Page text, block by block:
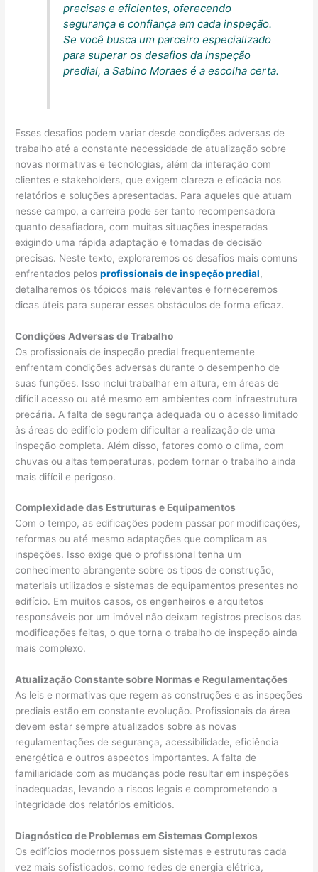
precisas e eficientes, oferecendo
segurança e confiança em cada inspeção.
Se você busca um parceiro especializado
para superar os desafios da inspeção
predial, a Sabino Moraes é a escolha certa.
Esses desafios podem variar desde condições adversas de
trabalho até a constante necessidade de atualização sobre
novas normativas e tecnologias, além da interação com
clientes e stakeholders, que exigem clareza e eficácia nos
relatórios e soluções apresentadas. Para aqueles que atuam
nesse campo, a carreira pode ser tanto recompensadora
quanto desafiadora, com muitas situações inesperadas
exigindo uma rápida adaptação e tomadas de decisão
precisas. Neste texto, exploraremos os desafios mais comuns
enfrentados pelosprofissionais de inspeção predial,
detalharemos os tópicos mais relevantes e forneceremos
dicas úteis para superar esses obstáculos de forma eficaz.
Condições Adversas de Trabalho
Os profissionais de inspeção predial frequentemente
enfrentam condições adversas durante o desempenho de
suas funções. Isso inclui trabalhar em altura, em áreas de
difícil acesso ou até mesmo em ambientes com infraestrutura
precária. A falta de segurança adequada ou o acesso limitado
às áreas do edifício podem dificultar a realização de uma
inspeção completa. Além disso, fatores como o clima, com
chuvas ou altas temperaturas, podem tornar o trabalho ainda
mais difícil e perigoso.
Complexidade das Estruturas e Equipamentos
Com o tempo, as edificações podem passar por modificações,
reformas ou até mesmo adaptações que complicam as
inspeções. Isso exige que o profissional tenha um
conhecimento abrangente sobre os tipos de construção,
materiais utilizados e sistemas de equipamentos presentes no
edifício. Em muitos casos, os engenheiros e arquitetos
responsáveis por um imóvel não deixam registros precisos das
modificações feitas, o que torna o trabalho de inspeção ainda
mais complexo.
Atualização Constante sobre Normas e Regulamentações
As leis e normativas que regem as construções e as inspeções
prediais estão em constante evolução. Profissionais da área
devem estar sempre atualizados sobre as novas
regulamentações de segurança, acessibilidade, eficiência
energética e outros aspectos importantes. A falta de
familiaridade com as mudanças pode resultar em inspeções
inadequadas, levando a riscos legais e comprometendo a
integridade dos relatórios emitidos.
Diagnóstico de Problemas em Sistemas Complexos
Os edifícios modernos possuem sistemas e estruturas cada
vez mais sofisticados, como redes de energia elétrica,